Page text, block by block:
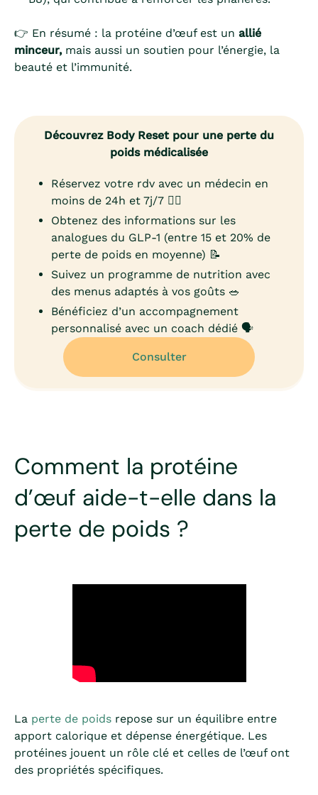
👉 En résumé : la protéine d’œuf est un allié
minceur,mais aussi un soutien pour l’énergie, la
beauté et l’immunité.
Découvrez Body Reset pour une perte du
poids médicalisée
Réservez votre rdv avec un médecin en
moins de 24h et 7j/7 👨‍⚕️
Obtenez des informations sur les
analogues du GLP-1 (entre 15 et 20% de
perte de poids en moyenne) 📝
Suivez un programme de nutrition avec
des menus adaptés à vos goûts 🥗
Bénéficiez d’un accompagnement
personnalisé avec un coach dédié 🗣️
Consulter
Comment la protéine
d’œuf aide-t-elle dans la
perte de poids ?
La perte de poids repose sur un équilibre entre
apport calorique et dépense énergétique. Les
protéines jouent un rôle clé et celles de l’œuf ont
des propriétés spécifiques.